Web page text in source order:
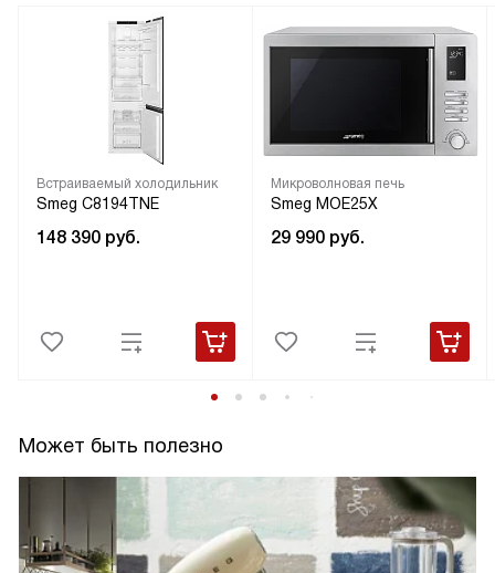
Встраиваемый холодильник
Smeg C8194TNE
148 390 руб.
Микроволновая печь
Smeg MOE25X
29 990 руб.
Может быть полезно